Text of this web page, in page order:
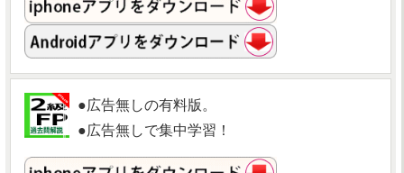
●広告無しの有料版。
●広告無しで集中学習！